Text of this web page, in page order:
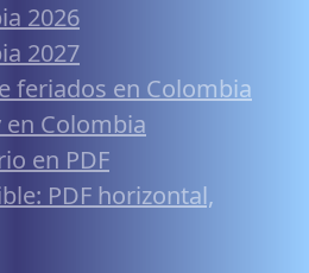
2026
2027
feriados en Colombia
en Colombia
en PDF
PDF horizontal,